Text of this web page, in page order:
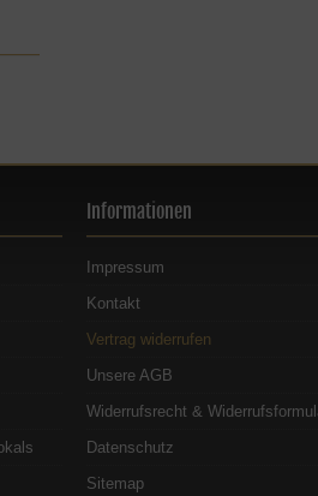
Informationen
Impressum
Kontakt
Vertrag widerrufen
Unsere AGB
Widerrufsrecht &
Datenschutz
Sitemap